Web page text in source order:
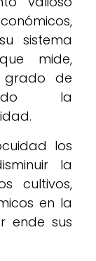
sistema
mide,
grado de
la
los
la
cultivos,
en la
ende sus